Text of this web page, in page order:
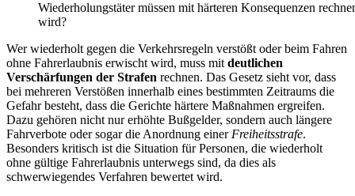
Wiederholungstäter müssen mit härteren Konsequenzen
wird?
Wer wiederholt gegen die Verkehrsregeln verstößt oder beim Fahren
ohne Fahrerlaubnis erwischt wird, muss mit deutlichen
Verschärfungen der Strafen rechnen. Das Gesetz sieht vor, dass
bei mehreren Verstößen innerhalb eines bestimmten Zeitraums die
Gefahr besteht, dass die Gerichte härtere Maßnahmen ergreifen.
Dazu gehören nicht nur erhöhte Bußgelder, sondern auch längere
Fahrverbote oder sogar die Anordnung einer Freiheitsstrafe.
Besonders kritisch ist die Situation für Personen, die wiederholt
ohne gültige Fahrerlaubnis unterwegs sind, da dies als
schwerwiegendes Verfahren bewertet wird.